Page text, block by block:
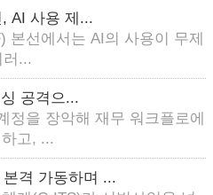
AI 사용 제...
본선에서는 AI의 사용이 무제
...
공격으...
정을 장악해 재무 워크플로에
고, ...
본격 가동하며 ...